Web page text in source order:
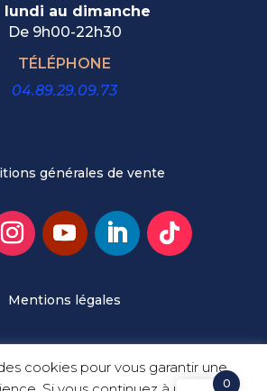
lundi au dimanche
De 9h00-22h30
TÉLÉPHONE
04.89.29.09.73
générales de vente
Mentions légales
© Cafés Maurice
cookies pour vous garantir une
0